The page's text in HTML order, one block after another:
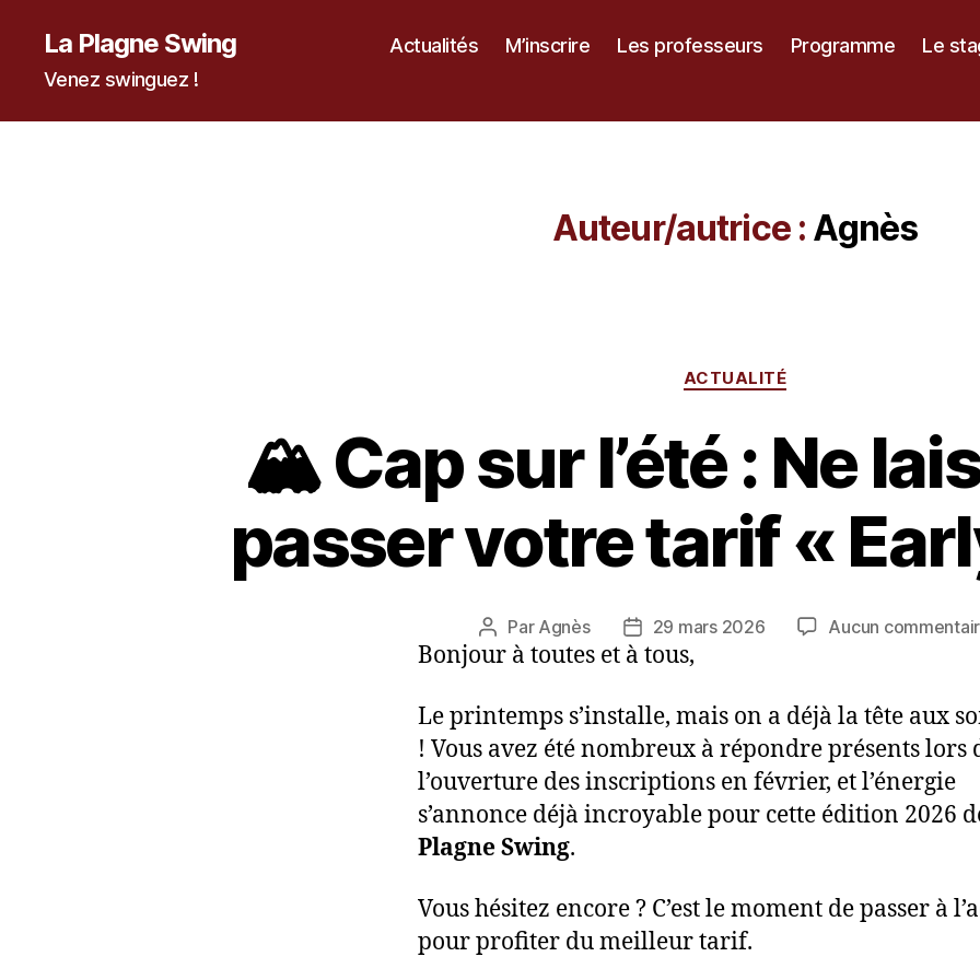
La Plagne Swing
Venez swinguez !
Actualités M’inscrire Les professeurs Programme Le
Auteur/autrice : Agnès
Catégories
ACTUALITÉ
🏔️ Cap sur l’été : Ne
passer votre tarif «
Auteur
de
Par Agnès
Date
de
29 mars 2026 Aucun
Bonjour à toutes et à tous,
Le printemps s’installe, mais on a déjà la tête aux
! Vous avez été nombreux à répondre présents lors
l’ouverture des inscriptions en février, et l’énergie
s’annonce déjà incroyable pour cette édition 2026
Plagne Swing.
Vous hésitez encore ? C’est le moment de passer à
pour profiter du meilleur tarif.